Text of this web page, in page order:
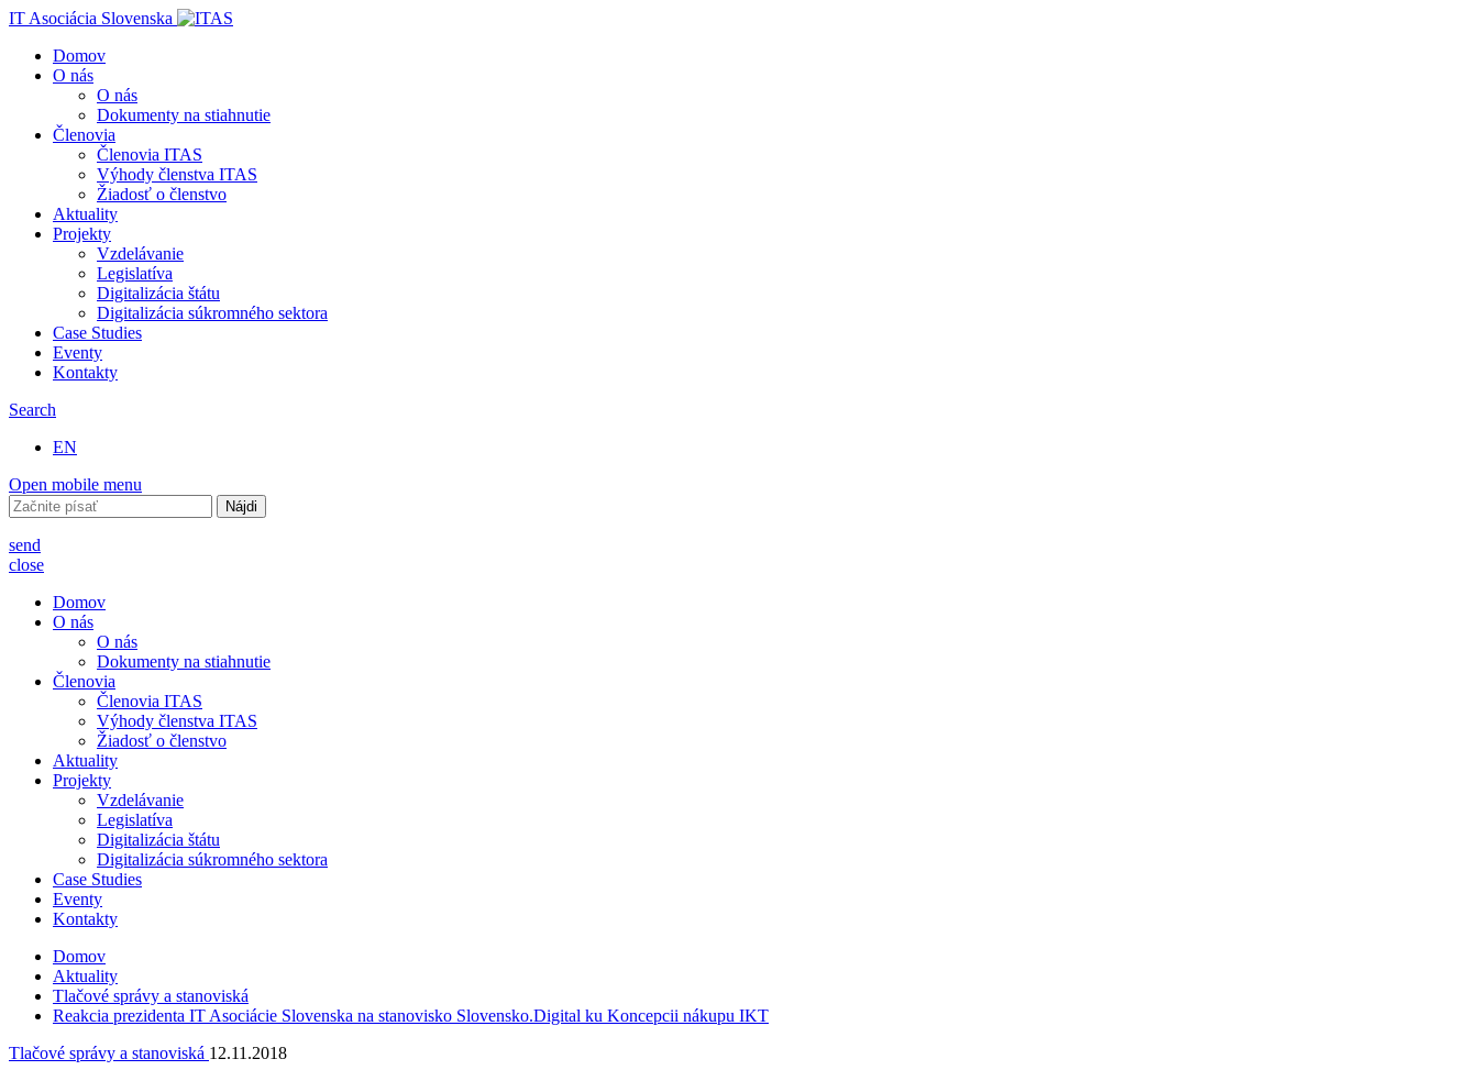
IT Asociácia Slovenska
Domov
O nás
O nás
Dokumenty na stiahnutie
Členovia
Členovia ITAS
Výhody členstva ITAS
Žiadosť o členstvo
Aktuality
Projekty
Vzdelávanie
Legislatíva
Digitalizácia štátu
Digitalizácia súkromného sektora
Case Studies
Eventy
Kontakty
Search
EN
Open mobile menu
Hľadať:
send
close
Domov
O nás
O nás
Dokumenty na stiahnutie
Členovia
Členovia ITAS
Výhody členstva ITAS
Žiadosť o členstvo
Aktuality
Projekty
Vzdelávanie
Legislatíva
Digitalizácia štátu
Digitalizácia súkromného sektora
Case Studies
Eventy
Kontakty
Domov
Aktuality
Tlačové správy a stanoviská
Reakcia prezidenta IT Asociácie Slovenska na stanovisko Slovensko.Digital ku Koncepcii nákupu IKT
Tlačové správy a stanoviská 12.11.2018